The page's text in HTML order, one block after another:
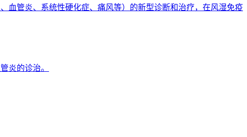
血管炎、系统性硬化症、痛风等）的新型诊断和治疗，在风湿免疫
炎的诊治。